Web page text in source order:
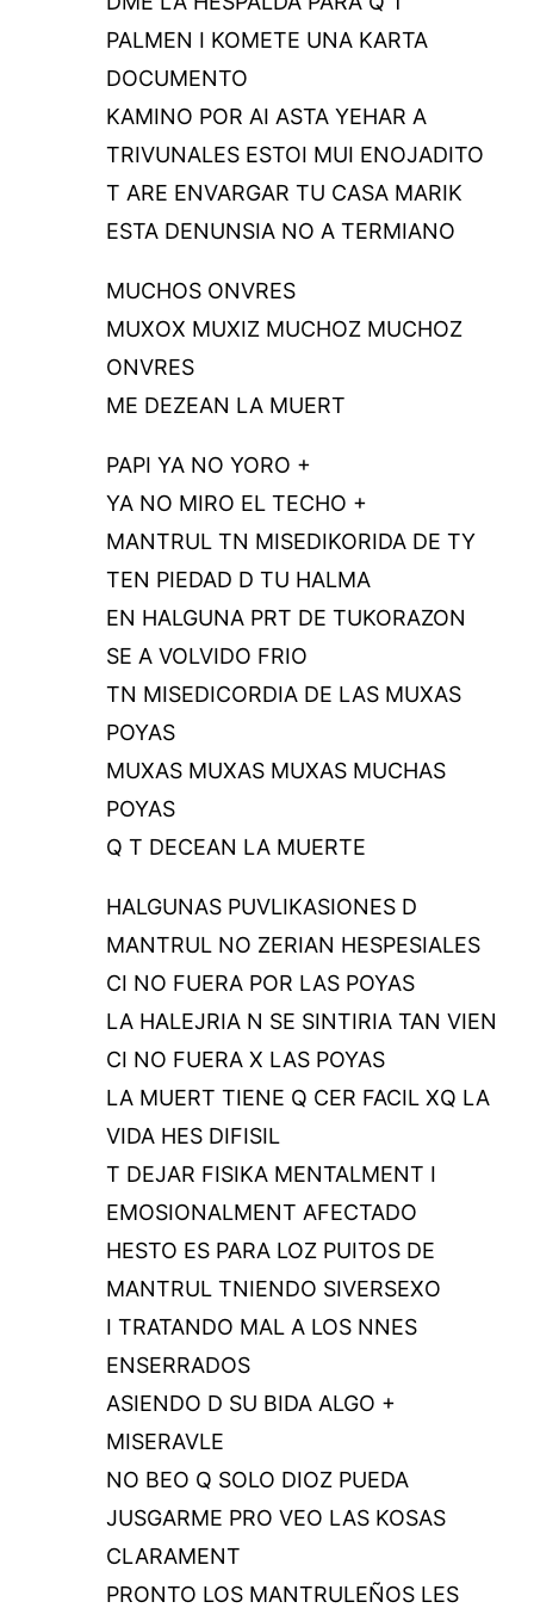
PALMEN I KOMETE UNA KARTA
DOCUMENTO
KAMINO POR AI ASTA YEHAR A
TRIVUNALES ESTOI MUI ENOJADITO
T ARE ENVARGAR TU CASA MARIK
ESTA DENUNSIA NO A TERMIANO
MUCHOS ONVRES
MUXOX MUXIZ MUCHOZ MUCHOZ
ONVRES
ME DEZEAN LA MUERT
PAPI YA NO YORO +
YA NO MIRO EL TECHO +
MANTRUL TN MISEDIKORIDA DE TY
TEN PIEDAD D TU HALMA
EN HALGUNA PRT DE TUKORAZON
SE A VOLVIDO FRIO
TN MISEDICORDIA DE LAS MUXAS
POYAS
MUXAS MUXAS MUXAS MUCHAS
POYAS
Q T DECEAN LA MUERTE
HALGUNAS PUVLIKASIONES D
MANTRUL NO ZERIAN HESPESIALES
CI NO FUERA POR LAS POYAS
LA HALEJRIA N SE SINTIRIA TAN VIEN
CI NO FUERA X LAS POYAS
LA MUERT TIENE Q CER FACIL XQ LA
VIDA HES DIFISIL
T DEJAR FISIKA MENTALMENT I
EMOSIONALMENT AFECTADO
HESTO ES PARA LOZ PUITOS DE
MANTRUL TNIENDO SIVERSEXO
I TRATANDO MAL A LOS NNES
ENSERRADOS
ASIENDO D SU BIDA ALGO +
MISERAVLE
NO BEO Q SOLO DIOZ PUEDA
JUSGARME PRO VEO LAS KOSAS
CLARAMENT
PRONTO LOS MANTRULEÑOS LES